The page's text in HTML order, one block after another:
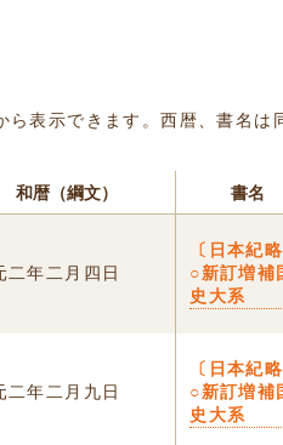
ら表示できます。西暦、書名
和暦（綱文） 書名
二年二月四日
〔日本紀
○新訂増補
史大系
二年二月九日
〔日本紀
○新訂増補
史大系